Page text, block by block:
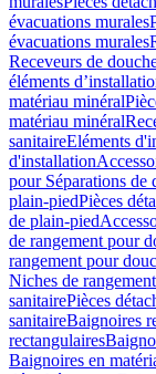
évacuations murales
évacuations murales
Receveurs de
éléments
matériau minéral
matériau minéral
sanitaireEléments
d'installation
pour Séparations de
plain-piedPièces
de plain-pied
de rangement pour
rangement pour
Niches de rangement
sanitairePièces
sanitaireBaignoires
rectangulaires
Baignoires en